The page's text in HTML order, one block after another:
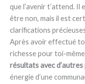
que l’avenir t’attend.
être non, mais il est
clarifications
Après avoir effectué
richesse pour toi-
résultats avec d’autres
énergie d’une